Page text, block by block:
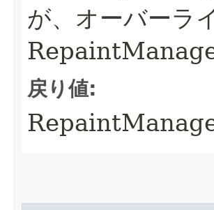
が、オーバーラ
戻り値: